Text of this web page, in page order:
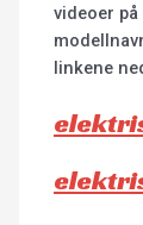
videoer
linkene